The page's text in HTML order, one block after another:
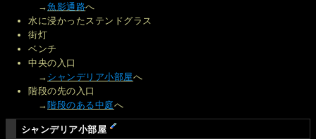
→魚影通路へ
水に浸かったステンドグラス
街灯
ベンチ
中央の入口
→ シャンデリア小部屋へ
階段の先の入口
→ 階段のある中庭へ
シャンデリア小部屋